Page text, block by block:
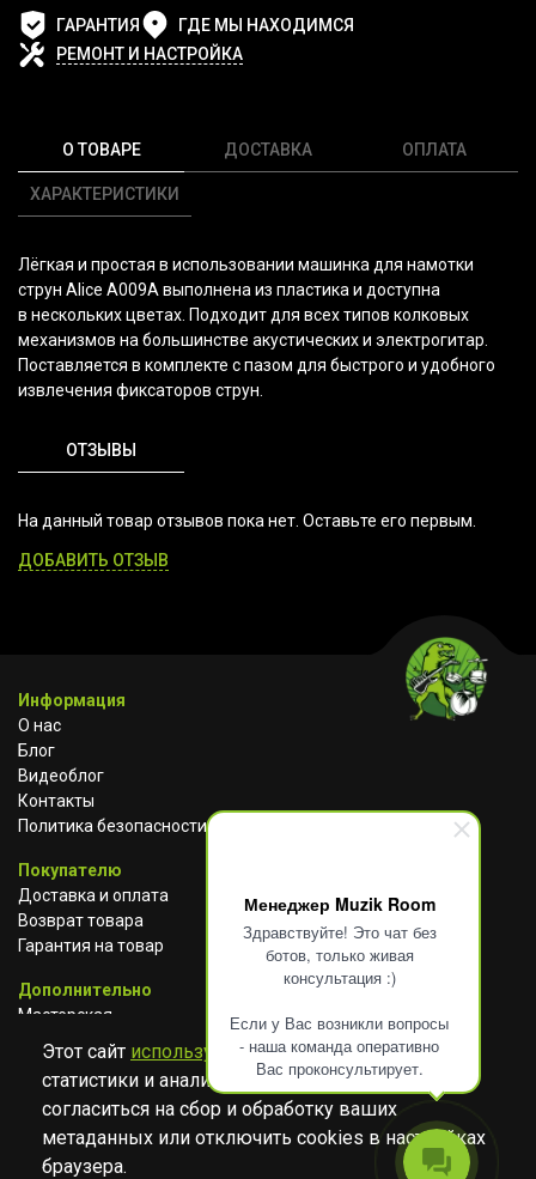
Менеджер Muzik Room
Здравствуйте! Это чат без
ботов, только живая
консультация :)
Если у Вас возникли вопросы
- наша команда оперативно
Вас проконсультирует.
ГАРАНТИЯ
ГДЕ МЫ НАХОДИМСЯ
РЕМОНТ И НАСТРОЙКА
О ТОВАРЕ
ХАРАКТЕРИСТИКИ
ДОСТАВКА ОПЛАТА
Лёгкая и простая в использовании машинка для намотки
струн Alice A009A выполнена из пластика и доступна
в нескольких цветах. Подходит для всех типов колковых
механизмов на большинстве акустических и электрогитар.
Поставляется в комплекте с пазом для быстрого и удобного
извлечения фиксаторов струн.
ОТЗЫВЫ
На данный товар отзывов пока нет. Оставьте его первым.
ДОБАВИТЬ ОТЗЫВ
Информация
О нас
Блог
Видеоблог
Контакты
Политика безопасности
Покупателю
Доставка и оплата
Возврат товара
Гарантия на товар
Дополнительно
Мастерская
Сотрудничество
АВИТО
TELEGRAM
YOUTUBE
Этот сайт использует cookies для сбора
статистики и анализа работы сайта. Просим
согласиться на сбор и обработку ваших
метаданных или отключить cookies в настройках
браузера.